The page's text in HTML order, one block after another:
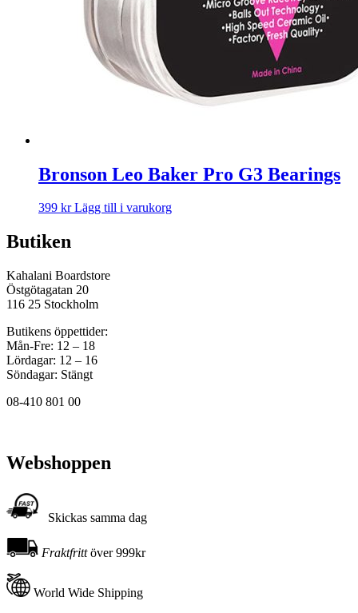
Bronson Leo Baker Pro G3 Bearings
399 kr Lägg till i varukorg
Butiken
Kahalani Boardstore
Östgötagatan 20
116 25 Stockholm
Butikens öppettider:
Mån-Fre: 12 – 18
Lördagar: 12 – 16
Söndagar: Stängt
08-410 801 00
Webshoppen
Skickas samma dag
Fraktfrittöver 999kr
World Wide Shipping